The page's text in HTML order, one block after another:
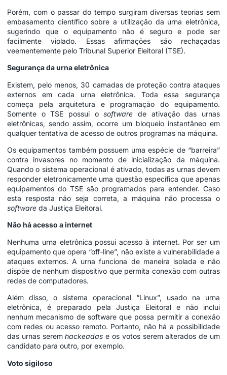
Porém, com o passar do tempo surgiram diversas teorias sem
embasamento científico sobre a utilização da urna eletrônica,
sugerindo que o equipamento não é seguro e pode ser
facilmente violado. Essas afirmações são rechaçadas
veementemente pelo Tribunal Superior Eleitoral (TSE).
Segurança da urna eletrônica
Existem, pelo menos, 30 camadas de proteção contra ataques
externos em cada urna eletrônica. Toda essa segurança
começa pela arquitetura e programação do equipamento.
Somente o TSE possui osoftware de ativação das urnas
eletrônicas, sendo assim, ocorre um bloqueio instantâneo em
qualquer tentativa de acesso de outros programas na máquina.
Os equipamentos também possuem uma espécie de “barreira”
contra invasores no momento de inicialização da máquina.
Quando o sistema operacional é ativado, todas as urnas devem
responder eletronicamente uma questão específica que apenas
equipamentos do TSE são programados para entender. Caso
esta resposta não seja correta, a máquina não processa o
software da Justiça Eleitoral.
Não há acesso a internet
Nenhuma urna eletrônica possui acesso à internet. Por ser um
equipamento que opera “off-line”, não existe a vulnerabilidade a
ataques externos. A urna funciona de maneira isolada e não
dispõe de nenhum dispositivo que permita conexão com outras
redes de computadores.
Além disso, o sistema operacional “Linux”, usado na urna
eletrônica, é preparado pela Justiça Eleitoral e não inclui
nenhum mecanismo de software que possa permitir a conexão
com redes ou acesso remoto. Portanto, não há a possibilidade
das urnas seremhackeadas e os votos serem alterados de um
candidato para outro, por exemplo.
Voto sigiloso